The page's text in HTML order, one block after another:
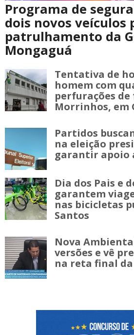
Programa de
dois novos veículos
patrulhamento da
Mongaguá
Tentativa de
homem com
perfurações
Morrinhos, em
Partidos
na eleição
garantir apoio
Dia dos Pais e
garantem
nas bicicletas
Santos
Nova
versões e vê
na reta final da